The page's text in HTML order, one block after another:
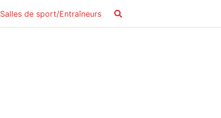
Salles de sport/Entraîneurs